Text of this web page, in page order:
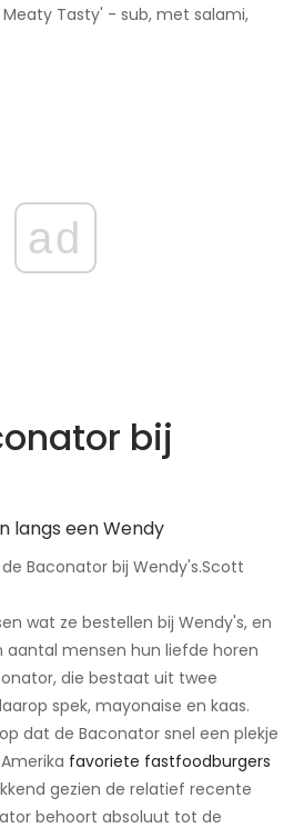
Tasty' - sub, met salami,
ad
bij
Baconator bij Wendy's.​Scott
wat ze bestellen bij Wendy's, en
aantal mensen hun liefde horen
die bestaat uit twee
spek, mayonaise en kaas.
dat de Baconator snel een plekje
favoriete fastfoodburgers
gezien de relatief recente
behoort absoluut tot de